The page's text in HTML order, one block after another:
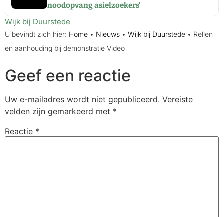
noodopvang asielzoekers’
Wijk bij Duurstede
U bevindt zich hier: Home • Nieuws • Wijk bij Duurstede • Rellen
en aanhouding bij demonstratie Video
Geef een reactie
Uw e-mailadres wordt niet gepubliceerd. Vereiste
velden zijn gemarkeerd met *
Reactie *